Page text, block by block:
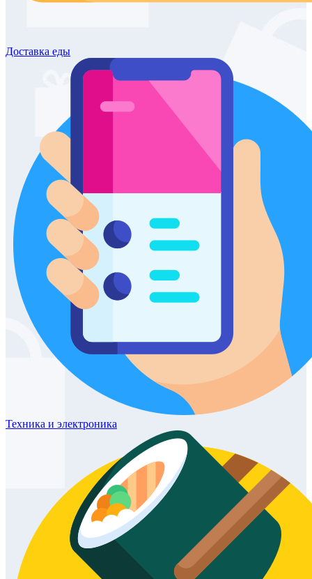
Доставка еды
Техника и электроника